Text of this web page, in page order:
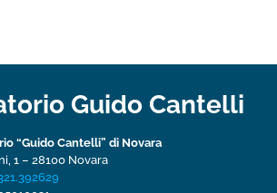
Guido Cantelli
“Guido Cantelli” di Novara
1 – 28100 Novara